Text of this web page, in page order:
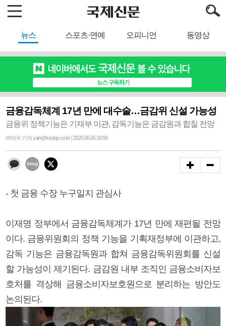
뉴스 스포츠·연예 오피니언 동영상
금융감독체계 17년 만에 대수술…금감위 신설 가능성
금융위 정책기능은 기재부 이관, 감독기능은 금감원과 합칠 전망
박태우 기자 yain@kookje.co.kr | 2025.06.05 18:58
- 첫 금융 수장 누구일지 관심사
이재명 정부에서 금융감독체계가 17년 만에 재편될 전망
이다. 금융위원회의 정책 기능을 기획재정부에 이관하고,
감독 기능은 금융감독원과 합쳐 금융감독위원회를 신설
할 가능성이 제기된다. 금감원 내부 조직인 금융소비자보
호처를 격상해 금융소비자보호원으로 분리하는 방안도
논의된다.